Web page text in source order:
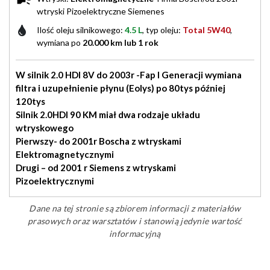
wtryski Pizoelektryczne Siemenes
Ilość oleju silnikowego: 4.5 L, typ oleju: Total 5W40,
wymiana po 20.000 km lub 1 rok
W silnik 2.0 HDI 8V do 2003r -Fap I Generacji wymiana
filtra i uzupełnienie płynu (Eolys) po 80tys później
120tys
Silnik 2.0HDI 90 KM miał dwa rodzaje układu
wtryskowego
Pierwszy- do 2001r Boscha z wtryskami
Elektromagnetycznymi
Drugi – od 2001 r Siemens z wtryskami
Pizoelektrycznymi
Dane na tej stronie są zbiorem informacji z materiałów
prasowych oraz warsztatów i stanowią jedynie wartość
informacyjną